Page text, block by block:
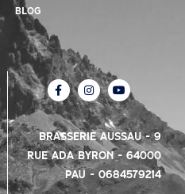
Blog
Brasserie Aussau – 9
Rue Ada Byron – 64000
PAU – 0684579214